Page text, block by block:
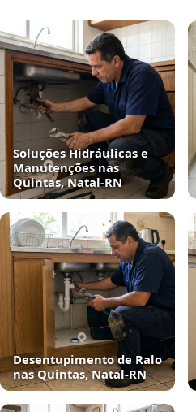
Soluções Hidráulicas e
Manutenções nas
Quintas, Natal‑RN
Desentupimento de Ralo
nas Quintas, Natal‑RN